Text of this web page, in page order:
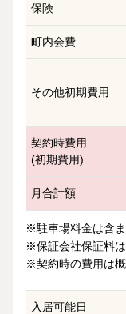
保険
町内会費
その他初期費用
契約時費用
(初期費用)
月合計額
※駐車場料金は含ま
※保証会社保証料は
※契約時の費用は概
入居可能日